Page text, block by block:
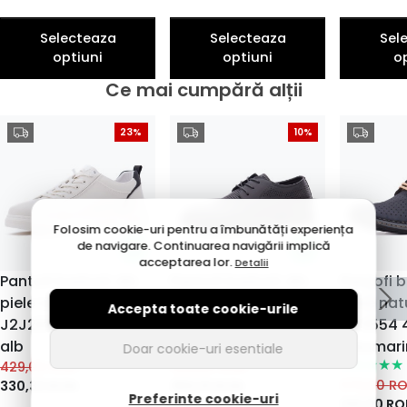
Selecteaza
optiuni
Selecteaza
optiuni
Ce mai cumpără alții
23%
Pantofi barbati din
piele naturala, Otter
J2J280002A 47-N,
alb
429,00 RON
330,33
10%
piele naturala, Otter
28Z580015A 01-N,
negru
399,00RON
Pantofi
piele
OT9554
379,00
Folosim cookie-uri pentru a îmbunătăți experiența
de navigare. Continuarea navigării implică
acceptarea lor.Detalii
Accepta toate cookie-urile
Doar cookie-uri esentiale
Preferinte cookie-uri